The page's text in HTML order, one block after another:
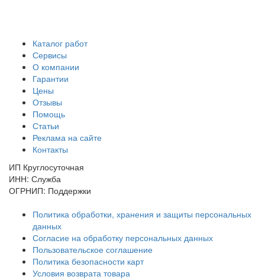
Каталог работ
Сервисы
О компании
Гарантии
Цены
Отзывы
Помощь
Статьи
Реклама на сайте
Контакты
ИП Круглосуточная
ИНН: Служба
ОГРНИП: Поддержки
Политика обработки, хранения и защиты персональных
данных
Согласие на обработку персональных данных
Пользовательское соглашение
Политика безопасности карт
Условия возврата товара